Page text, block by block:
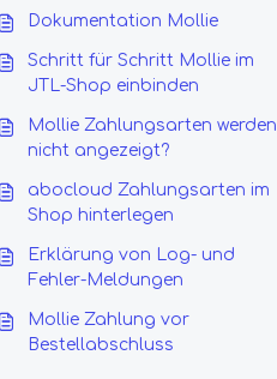
Dokumentation Mollie
Schritt für Schritt Mollie im
JTL-Shop einbinden
Mollie Zahlungsarten werden
nicht angezeigt?
abocloud Zahlungsarten im
Shop hinterlegen
Erklärung von Log- und
Fehler-Meldungen
Mollie Zahlung vor
Bestellabschluss